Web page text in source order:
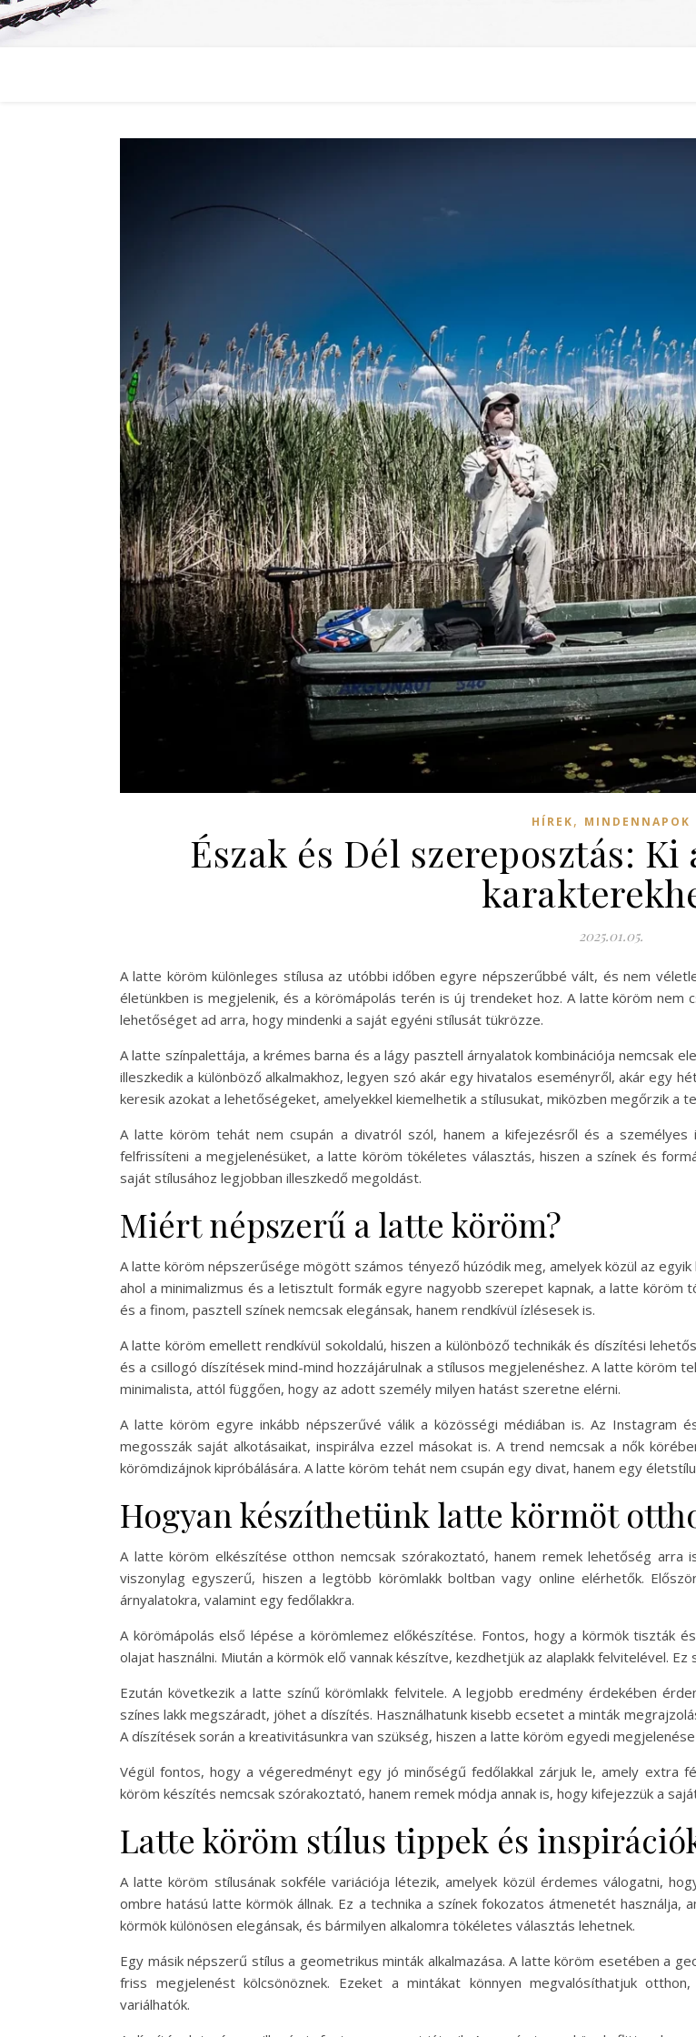
HÍREK, MINDENNAPOK
Észak és Dél szereposztás:
2025.01.05.
A latte köröm különleges stílusa az utóbbi időben egyre népszerűbbé vált, és nem
életünkben is megjelenik, és a körömápolás terén is új trendeket hoz. A latte köröm nem
lehetőséget ad arra, hogy mindenki a saját egyéni stílusát tükrözze.
A latte színpalettája, a krémes barna és a lágy pasztell árnyalatok kombinációja nemcsak
illeszkedik a különböző alkalmakhoz, legyen szó akár egy hivatalos eseményről, akár egy
keresik azokat a lehetőségeket, amelyekkel kiemelhetik a stílusukat, miközben megőrzik a
A latte köröm tehát nem csupán a divatról szól, hanem a kifejezésről és a személyes
felfrissíteni a megjelenésüket, a latte köröm tökéletes választás, hiszen a színek és
saját stílusához legjobban illeszkedő megoldást.
Miért népszerű a latte köröm?
A latte köröm népszerűsége mögött számos tényező húzódik meg, amelyek közül az
ahol a minimalizmus és a letisztult formák egyre nagyobb szerepet kapnak, a latte köröm
és a finom, pasztell színek nemcsak elegánsak, hanem rendkívül ízlésesek is.
A latte köröm emellett rendkívül sokoldalú, hiszen a különböző technikák és díszítési
és a csillogó díszítések mind-mind hozzájárulnak a stílusos megjelenéshez. A latte köröm
minimalista, attól függően, hogy az adott személy milyen hatást szeretne elérni.
A latte köröm egyre inkább népszerűvé válik a közösségi médiában is. Az Instagram
megosszák saját alkotásaikat, inspirálva ezzel másokat is. A trend nemcsak a nők
körömdizájnok kipróbálására. A latte köröm tehát nem csupán egy divat, hanem egy
Hogyan készíthetünk latte körmöt
A latte köröm elkészítése otthon nemcsak szórakoztató, hanem remek lehetőség arra
viszonylag egyszerű, hiszen a legtöbb körömlakk boltban vagy online elérhetők.
árnyalatokra, valamint egy fedőlakkra.
A körömápolás első lépése a körömlemez előkészítése. Fontos, hogy a körmök tiszták
olajat használni. Miután a körmök elő vannak készítve, kezdhetjük az alaplakk felvitelével.
Ezután következik a latte színű körömlakk felvitele. A legjobb eredmény érdekében
színes lakk megszáradt, jöhet a díszítés. Használhatunk kisebb ecsetet a minták
A díszítések során a kreativitásunkra van szükség, hiszen a latte köröm egyedi
Végül fontos, hogy a végeredményt egy jó minőségű fedőlakkal zárjuk le, amely extra
köröm készítés nemcsak szórakoztató, hanem remek módja annak is, hogy kifejezzük a
Latte köröm stílus tippek és
A latte köröm stílusának sokféle variációja létezik, amelyek közül érdemes válogatni,
ombre hatású latte körmök állnak. Ez a technika a színek fokozatos átmenetét használja,
körmök különösen elegánsak, és bármilyen alkalomra tökéletes választás lehetnek.
Egy másik népszerű stílus a geometrikus minták alkalmazása. A latte köröm esetében a
friss megjelenést kölcsönöznek. Ezeket a mintákat könnyen megvalósíthatjuk
variálhatók.